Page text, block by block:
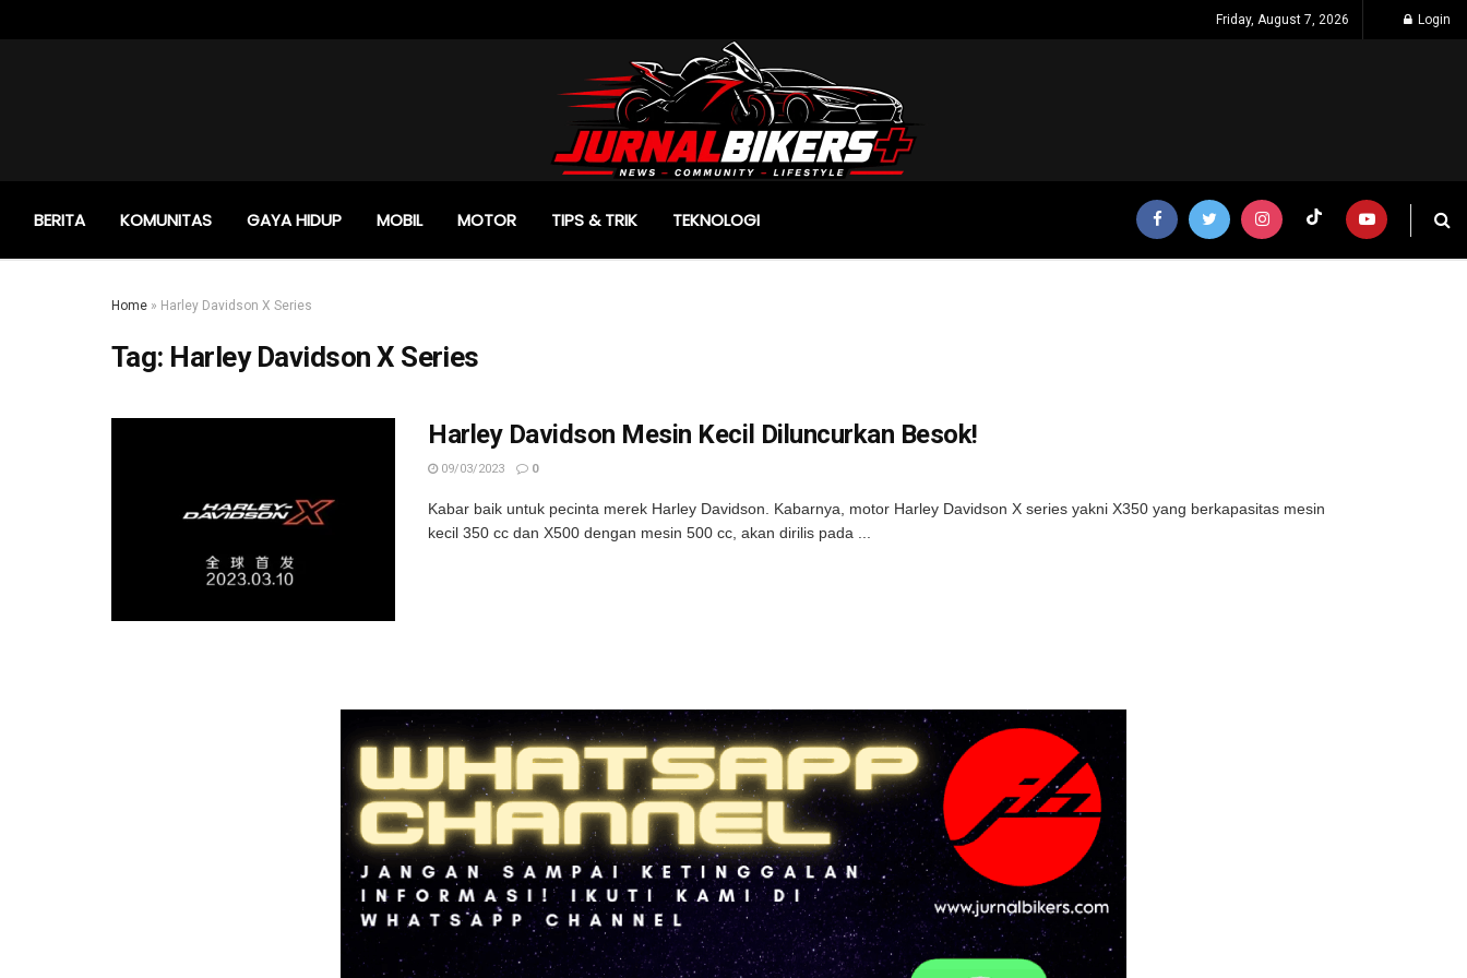
Friday, August 7, 2026 Login
BERITA KOMUNITAS GAYA HIDUP MOBIL MOTOR TIPS & TRIK TEKNOLOGI
Home » Harley Davidson X Series
Tag: Harley Davidson X Series
Harley Davidson Mesin Kecil Diluncurkan Besok!
09/03/2023 0
Kabar baik untuk pecinta merek Harley Davidson. Kabarnya, motor Harley Davidson X series yakni X350 yang berkapasitas mesin
kecil 350 cc dan X500 dengan mesin 500 cc, akan dirilis pada ...